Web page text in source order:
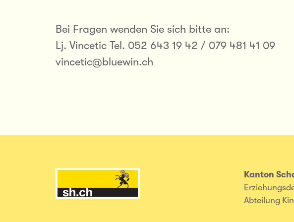
Bei Fragen wenden Sie sich bitte an:
Lj. Vincetic Tel. 052 643 19 42 / 079 481 41 09
vincetic@bluewin.ch
Kanton
Abteilung